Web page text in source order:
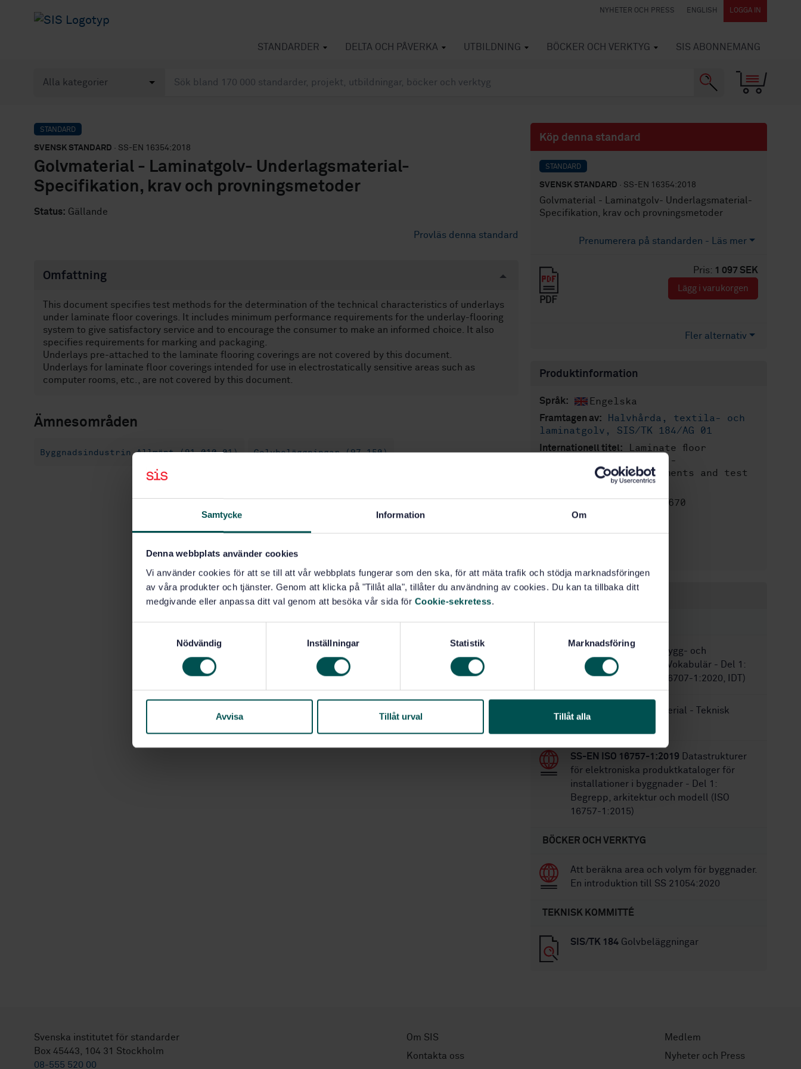
Samtycke Information Om
Denna webbplats använder cookies
Vi använder cookies för att se till att vår webbplats fungerar som den ska, för att mäta trafik och stödja marknadsföringen
av våra produkter och tjänster. Genom att klicka på "Tillåt alla", tillåter du användning av cookies. Du kan ta tillbaka ditt
medgivande eller anpassa ditt val genom att besöka vår sida för Cookie-sekretess.
s
Nödvändig Inställningar Statistik Marknadsföring
Avvisa Tillåt urval Tillåt alla
NYHETER OCH PRESS ENGLISH LOGGA IN
STANDARDER DELTA OCH PÅVERKA UTBILDNING BÖCKER OCH VERKTYG SIS ABONNEMANG
STANDARD
SVENSK STANDARD · SS-EN 16354:2018
Golvmaterial - Laminatgolv- Underlagsmaterial-
Specifikation, krav och provningsmetoder
Status: Gällande
Provläs denna standard
Omfattning
This document specifies test methods for the determination of the technical characteristics of underlays
under laminate floor coverings. It includes minimum performance requirements for the underlay-flooring
system to give satisfactory service and to encourage the consumer to make an informed choice. It also
specifies requirements for marking and packaging.
Underlays pre-attached to the laminate flooring coverings are not covered by this document.
Underlays for laminate floor coverings intended for use in electrostatically sensitive areas such as
computer rooms, etc., are not covered by this document.
Ämnesområden
Byggnadsindustrin Allmänt (91.010.01) Golvbeläggningar (97.150)
Köp denna standard
STANDARD
SVENSK STANDARD · SS-EN 16354:2018
Golvmaterial - Laminatgolv- Underlagsmaterial-
Specifikation, krav och provningsmetoder
Prenumerera på standarden - Läs mer
Pris: 1 097 SEK
PDF
Lägg i varukorgen
Fler alternativ
Produktinformation
Språk: Engelska
Framtagen av:
Halvhårda, textila- och
laminatgolv, SIS/TK 184/AG 01
Internationell titel:
Laminate floor
coverings - Underlays -
Specification, requirements and test
STD-80007670
Utgåva:1
STANDARDER
SS-ISO 6707-1:2021
Bygg- och
anläggningsarbeten - Vokabulär - Del 1:
Allmänna termer (ISO 6707-1:2020, IDT)
Golvmaterial - Teknisk
SS-EN ISO 16757-1:2019 Datastrukturer
för elektroniska produktkataloger för
installationer i byggnader - Del 1:
Begrepp, arkitektur och modell (ISO
16757-1:2015)
BÖCKER OCH VERKTYG
Att beräkna area och volym för byggnader.
En introduktion till SS 21054:2020
TEKNISK KOMMITTÉ
SIS/TK 184 Golvbeläggningar
Svenska institutet för standarder
Box 45443, 104 31 Stockholm
08-555 520 00
Om SIS
Kontakta oss
Medlem
Nyheter och Press